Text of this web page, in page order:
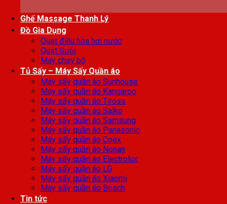
Ghế Massage Thanh Lý
Đồ Gia Dụng
Quạt điều hòa hơi nước
Quạt Sưởi
Máy chạy bộ
Tủ Sấy – Máy Sấy Quần áo
Máy sấy quần áo Sunhouse
Máy sấy quần áo Kangaroo
Máy sấy quần áo Tiross
Máy sấy quần áo Saiko
Máy sấy quần áo Samsung
Máy sấy quần áo Panasonic
Máy sấy quần áo Coex
Máy sấy quần áo Nonan
Máy sấy quần áo Electrolux
Máy sấy quần áo LG
Máy sấy quần áo Xiaomi
Máy sấy quần áo Bosch
Tin tức